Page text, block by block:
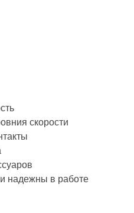
скорости
надежны в работе